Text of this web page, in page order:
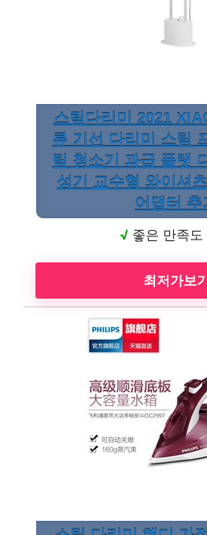
스팀다리미 2021
류 기선 다리미 스팀
팀 청소기 과급 플랫
성기 교수형 와이셔
어댑터 추
√좋은 만족도
최저가보